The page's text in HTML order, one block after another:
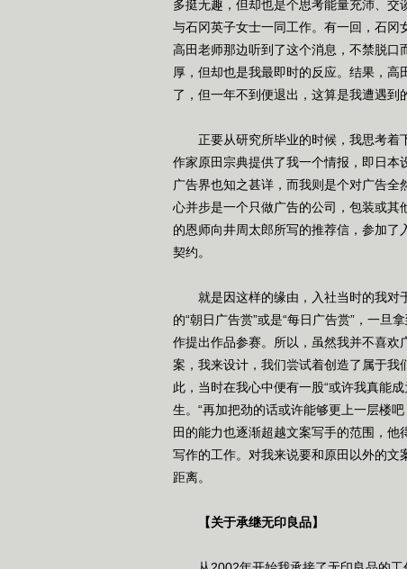
多挺无趣，但却也是个思考能量充沛、交
与石冈英子女士一同工作。有一回，石冈
高田老师那边听到了这个消息，不禁脱口
厚，但却也是我最即时的反应。结果，高
了，但一年不到便退出，这算是我遭遇到
正要从研究所毕业的时候，我思考着
作家原田宗典提供了我一个情报，即日
广告界也知之甚详，而我则是个对广告
心并步是一个只做广告的公司，包装或
的恩师向井周太郎所写的推荐信，参加
契约。
就是因这样的缘由，入社当时的我对
的“朝日广告赏”或是“每日广告赏”，一旦
作提出作品参赛。所以，虽然我并不喜
案，我来设计，我们尝试着创造了属于
此，当时在我心中便有一股“或许我真能
生。“再加把劲的话或许能够更上一层楼
田的能力也逐渐超越文案写手的范围，
写作的工作。对我来说要和原田以外的
距离。
【关于承继无印良品】